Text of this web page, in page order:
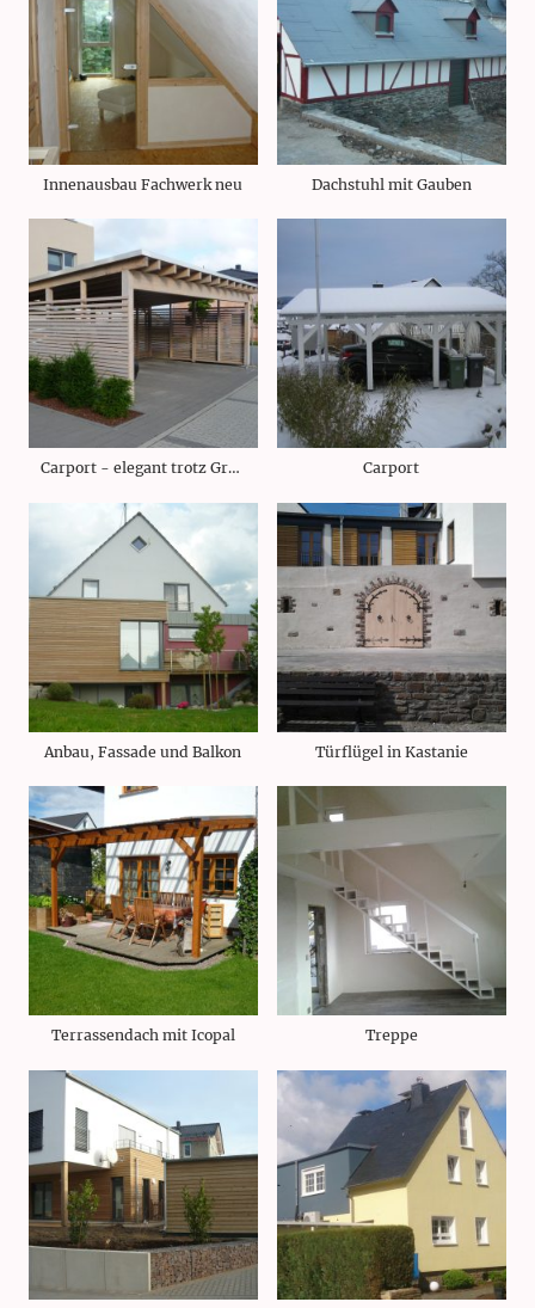
Innenausbau Fachwerk neu Dachstuhl mit Gauben
Carport - elegant trotz Größe Carport
Anbau, Fassade und Balkon Türflügel in Kastanie
Terrassendach mit Icopal Treppe